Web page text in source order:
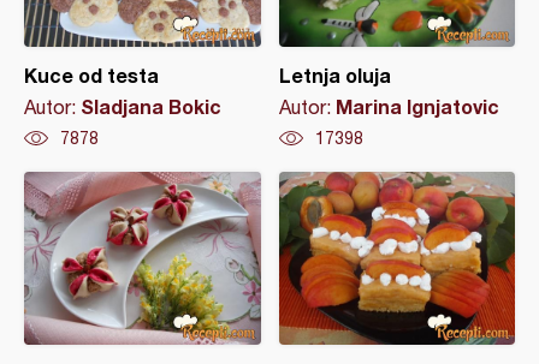
Kuce od testa
Autor: Sladjana Bokic
7878
Letnja oluja
Autor: Marina Ignjatovic
17398